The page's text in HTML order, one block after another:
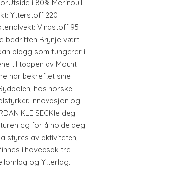
i 80% Merinoull
Ytterstoff 220
Vindstoff 95
bedriften Brynje vært
plagg som fungerer i
til toppen av Mount
har bekreftet sine
hos norske
Innovasjon og
KLE SEGKle deg i
og for å holde deg
styres av aktiviteten,
i hovedsak tre
og Ytterlag.